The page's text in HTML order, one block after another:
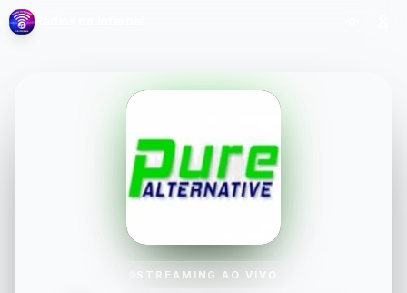
Rádios na Internet
STREAMING AO VIVO